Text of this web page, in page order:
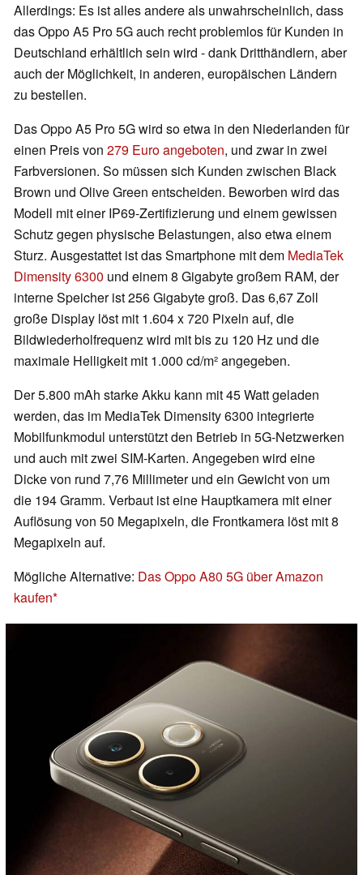
Allerdings: Es ist alles andere als unwahrscheinlich, dass
das Oppo A5 Pro 5G auch recht problemlos für Kunden in
Deutschland erhältlich sein wird - dank Dritthändlern, aber
auch der Möglichkeit, in anderen, europäischen Ländern
zu bestellen.
Das Oppo A5 Pro 5G wird so etwa in den Niederlanden für
einen Preis von 279 Euro angeboten, und zwar in zwei
Farbversionen. So müssen sich Kunden zwischen Black
Brown und Olive Green entscheiden. Beworben wird das
Modell mit einer IP69-Zertifizierung und einem gewissen
Schutz gegen physische Belastungen, also etwa einem
Sturz. Ausgestattet ist das Smartphone mit dem MediaTek
Dimensity 6300 und einem 8 Gigabyte großem RAM, der
interne Speicher ist 256 Gigabyte groß. Das 6,67 Zoll
große Display löst mit 1.604 x 720 Pixeln auf, die
Bildwiederholfrequenz wird mit bis zu 120 Hz und die
maximale Helligkeit mit 1.000 cd/m² angegeben.
Der 5.800 mAh starke Akku kann mit 45 Watt geladen
werden, das im MediaTek Dimensity 6300 integrierte
Mobilfunkmodul unterstützt den Betrieb in 5G-Netzwerken
und auch mit zwei SIM-Karten. Angegeben wird eine
Dicke von rund 7,76 Millimeter und ein Gewicht von um
die 194 Gramm. Verbaut ist eine Hauptkamera mit einer
Auflösung von 50 Megapixeln, die Frontkamera löst mit 8
Megapixeln auf.
Mögliche Alternative: Das Oppo A80 5G über Amazon
kaufen